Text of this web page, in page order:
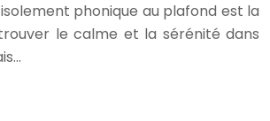
phonique au plafond est la
le calme et la sérénité dans